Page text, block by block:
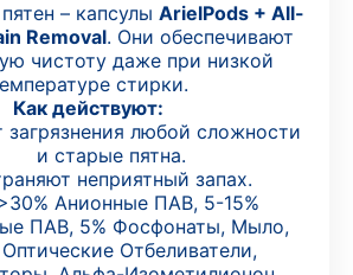
– капсулы ArielPods + All-
Removal. Они обеспечивают
чистоту даже при низкой
стирки.
Как действуют:
загрязнения любой сложности
и старые пятна.
неприятный запах.
Анионные ПАВ, 5-15%
ПАВ, 5% Фосфонаты, Мыло,
Отбеливатели,